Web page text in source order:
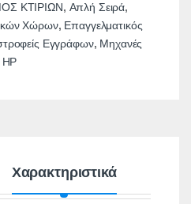
ΚΤΙΡΙΩΝ, Απλή Σειρά,
Χώρων, Επαγγελματικός
Eγγράφων, Μηχανές
HP
Χαρακτηριστικά